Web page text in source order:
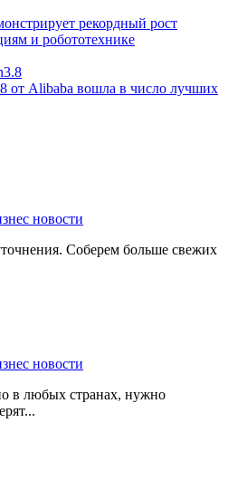
рекордный рост
и робототехнике
от Alibaba вошла в число лучших
новости
Соберем больше свежих
новости
в любых странах, нужно